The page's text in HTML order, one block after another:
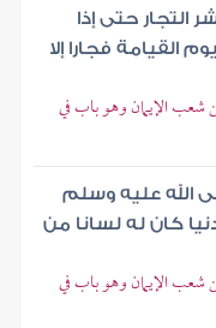
التجار حتى إذا
القيامة فجارا إلا
شعب الإيمان وهو باب في
الله عليه وسلم
كان له لسانا من
شعب الإيمان وهو باب في